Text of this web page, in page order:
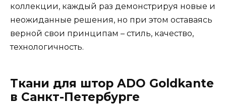
коллекции, каждый раз демонстрируя новые и
неожиданные решения, но при этом оставаясь
верной свои принципам – стиль, качество,
технологичность.
Ткани для штор ADO Goldkante
в Санкт-Петербурге